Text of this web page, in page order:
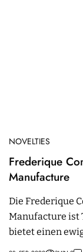
NOVELTIES
Frederique
Manufacture
Die Frederique
Manufacture ist
bietet einen